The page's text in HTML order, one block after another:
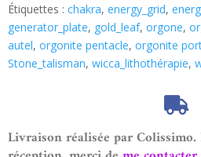
Étiquettes : chakra, energy_grid,
generator_plate, gold_leaf, orgone,
autel, orgonite pentacle, orgonite
Stone_talisman, wicca_lithothérapie,
Livraison réalisée par Colissimo.